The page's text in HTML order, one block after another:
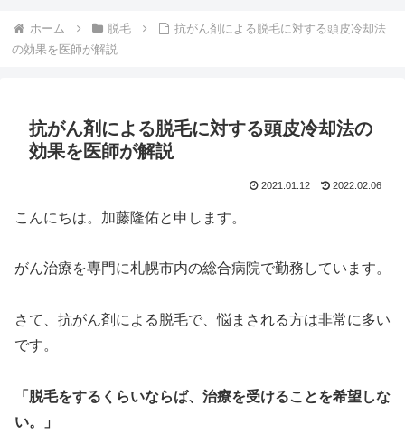
ホーム 脱毛
抗がん剤による脱毛に対する頭皮冷却法
の効果を医師が解説
抗がん剤による脱毛に対する頭皮冷却法の
効果を医師が解説
2021.01.12 2022.02.06
こんにちは。加藤隆佑と申します。
がん治療を専門に札幌市内の総合病院で勤務しています。
さて、抗がん剤による脱毛で、悩まされる方は非常に多い
です。
「脱毛をするくらいならば、治療を受けることを希望しな
い。」